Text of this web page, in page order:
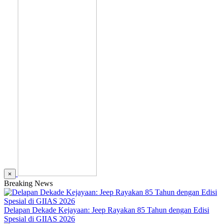
×
Breaking News
Delapan Dekade Kejayaan: Jeep Rayakan 85 Tahun dengan Edisi
Spesial di GIIAS 2026